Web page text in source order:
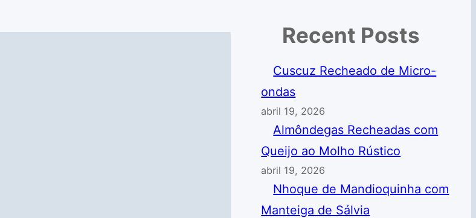
Recent Posts
Cuscuz Recheado de Micro-
ondas
abril 19, 2026
Almôndegas Recheadas com
Queijo ao Molho Rústico
abril 19, 2026
Nhoque de Mandioquinha com
Manteiga de Sálvia